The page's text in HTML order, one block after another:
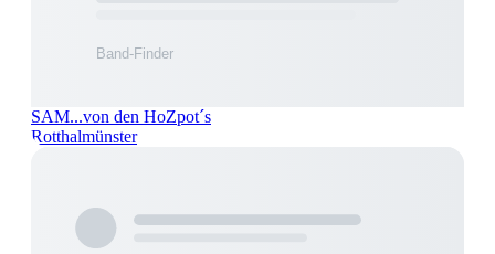
SAM...von den HoZpot´s
Rotthalmünster